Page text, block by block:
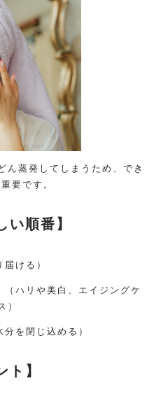
ん蒸発してしまうため、 でき
要です。
い順番】
ける）
ハリや美白、エイジングケ
）
を閉じ込める）
ト】